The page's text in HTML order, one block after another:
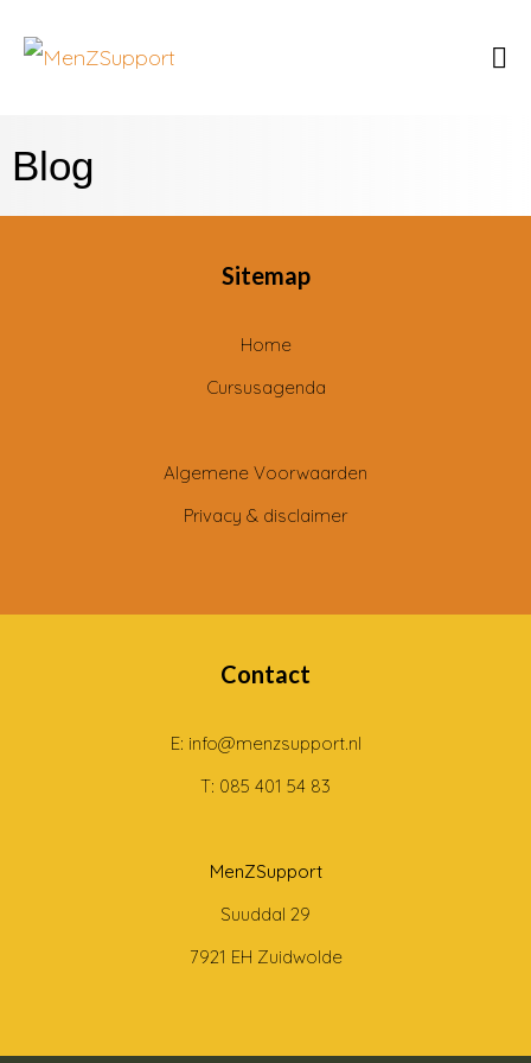
Blog
Sitemap
Home
Cursusagenda
Algemene Voorwaarden
Privacy & disclaimer
Contact
E: info@menzsupport.nl
T: 085 401 54 83
MenZSupport
Suuddal 29
7921 EH Zuidwolde